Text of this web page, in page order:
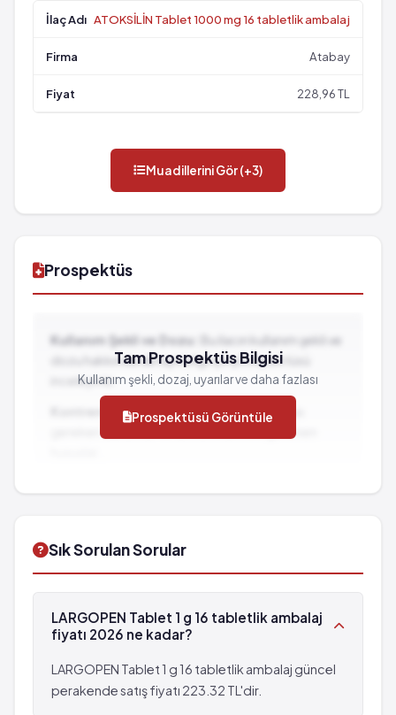
ATOKSİLİN Tablet 1000 mg 16 tabletlik ambalaj
Atabay
228,96 TL
Muadillerini Gör (+3)
Prospektüs
Kullanım Şekli ve Dozu:
Bu ilacın kullanım şekli ve
dozu hakkında detaylı bilgi için prospektüsü
inceleyiniz.
Kontrendikasyonlar:İlacın kullanılmaması
gereken durumlar ve dikkat edilmesi gereken
Tam Prospektüs Bilgisi
Kullanım şekli, dozaj, uyarılar ve daha fazlası
Prospektüsü Görüntüle
Sık Sorulan Sorular
LARGOPEN Tablet 1 g 16 tabletlik ambalaj
fiyatı 2026 ne kadar?
LARGOPEN Tablet 1 g 16 tabletlik ambalaj güncel
perakende satış fiyatı 223.32 TL'dir.